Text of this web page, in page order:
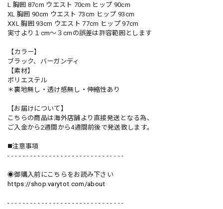
L 胸囲 87cm ウエスト 70cm ヒップ 90cm
XL 胸囲 90cm ウエスト 73cm ヒップ 93cm
XXL 胸囲 93cm ウエスト 77cm ヒップ 97cm
実寸より１cm〜３cmの誤差は許容範囲とします
【カラー】
ブラック、バーガンディ
【素材】
ポリエステル
＊裏地無し・透け感無し・伸縮性あり
【お届けについて】
こちらの商品は海外店舗より直接発送となる為、
ご入金から2週間から4週間前後で発送致します。
◼️注意事項
- - - - - - - - - - - - - - - - - - - - - - - - - - - - - - -
◉御購入前にこちらをお読み下さい
https://shop.varytot.com/about
- - - - - - - - - - - - - - - - - - - - - - - - - - - - - - -